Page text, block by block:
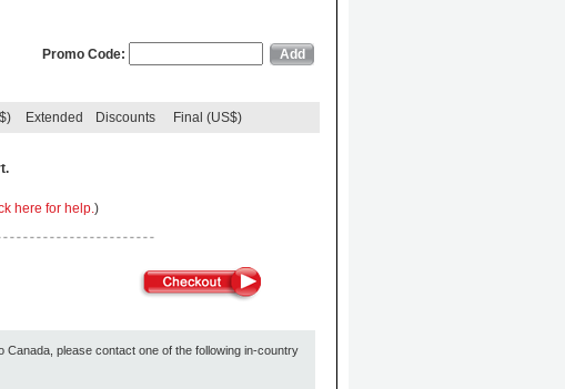
Promo Code:
Extended Discounts Final (US$)
here for help.)
Canada, please contact one of the following in-country